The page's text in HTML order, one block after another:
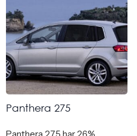
Panthera 275